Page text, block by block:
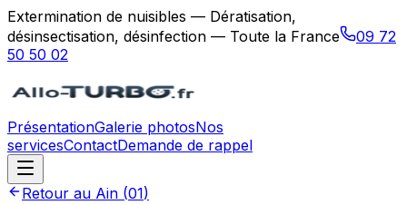
Extermination de nuisibles — Dératisation,
désinsectisation, désinfection — Toute la France
09 72
50 50 02
PrésentationGalerie photosNos
servicesContactDemande de rappel
Retour au Ain (01)